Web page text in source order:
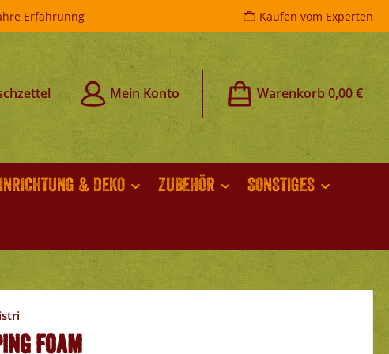
Erfahrunng Kaufen vom Experten
Mein Konto Warenkorb0,00 €
& DEKO ZUBEHÖR
SONSTIGES
Foam